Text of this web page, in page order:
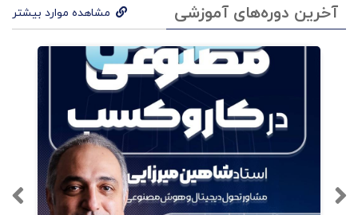
آخرین دوره‌های آموزشی مشاهده موارد بیشتر